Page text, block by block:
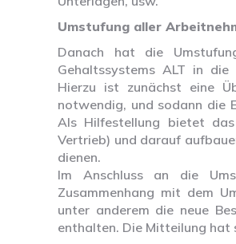
Umstufung aller
Danach hat die
Gehaltssystems ALT in
Hierzu ist zunächst eine
notwendig, und sodann die
Als Hilfestellung bietet
Vertrieb) und darauf
dienen.
Im Anschluss an die
Zusammenhang mit dem
unter anderem die neue
enthalten. Die Mitteilung